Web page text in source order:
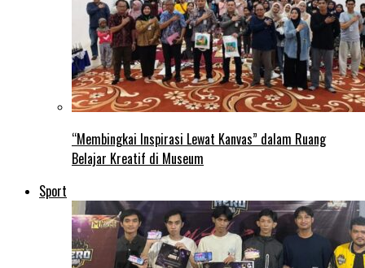
“Membingkai Inspirasi Lewat Kanvas” dalam Ruang
Belajar Kreatif di Museum
Sport